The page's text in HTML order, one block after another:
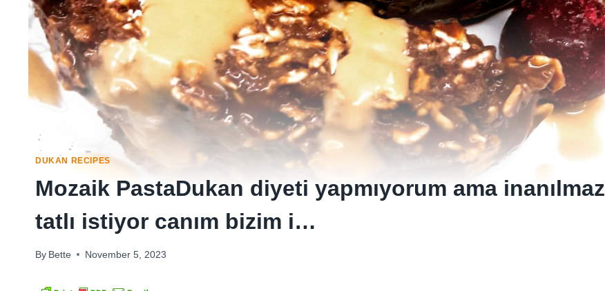
DUKAN RECIPES
Mozaik PastaDukan diyeti yapmıyorum ama inanılmaz
tatlı istiyor canım bizim i…
By Bette November 5, 2023